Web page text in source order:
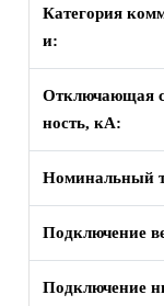
Категория
и:
Отключающая
ность, кА:
Номинальный
Подключение
Подключение